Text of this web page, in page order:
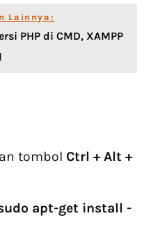
Lainnya:
PHP di CMD, XAMPP
tombol Ctrl + Alt +
apt-get install -